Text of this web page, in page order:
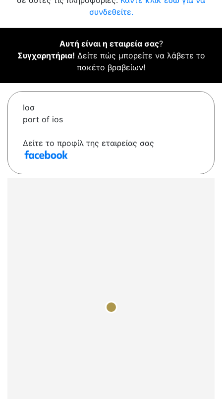
συνδεθείτε.
Αυτή είναι η εταιρεία σας?
Συγχαρητήρια! Δείτε πώς μπορείτε να λάβετε το
πακέτο βραβείων!
Ιοσ
port of ios
Δείτε το προφίλ της εταιρείας σας